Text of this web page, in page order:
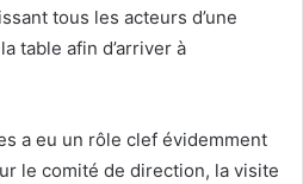
tous les acteurs d’une
table afin d’arriver à
a eu un rôle clef évidemment
le comité de direction, la visite